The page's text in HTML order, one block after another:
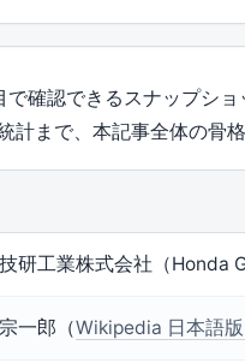
確認できるスナップシ
計まで、本記事全体の骨
研工業株式会社（Honda
一郎（Wikipedia 日本語